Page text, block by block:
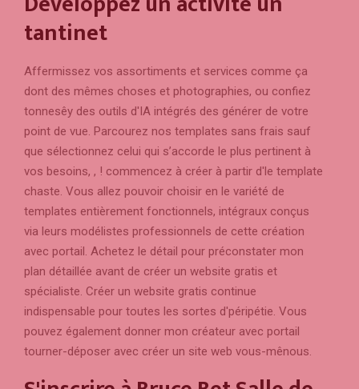
tantinet
Affermissez vos assortiments et services comme ça
dont des mêmes choses et photographies, ou confiez
tonnesêy des outils d'IA intégrés des générer de votre
point de vue. Parcourez nos templates sans frais sauf
que sélectionnez celui qui s’accorde le plus pertinent à
vos besoins, , ! commencez à créer à partir d'le template
chaste. Vous allez pouvoir choisir en le variété de
templates entièrement fonctionnels, intégraux conçus
via leurs modélistes professionnels de cette création
avec portail. Achetez le détail pour préconstater mon
plan détaillée avant de créer un website gratis et
spécialiste. Créer un website gratis continue
indispensable pour toutes les sortes d'péripétie. Vous
pouvez également donner mon créateur avec portail
tourner-déposer avec créer un site web vous-mênous.